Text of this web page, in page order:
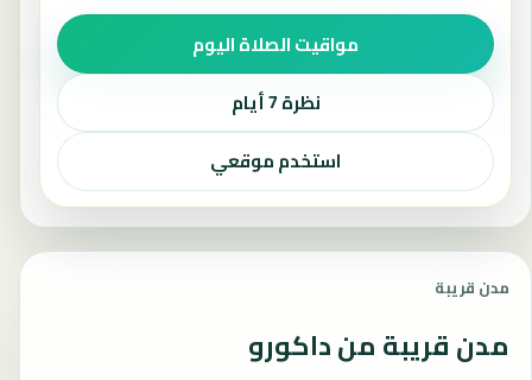
مواقيت الصلاة اليوم
نظرة 7 أيام
استخدم موقعي
مدن قريبة
مدن قريبة من داكورو